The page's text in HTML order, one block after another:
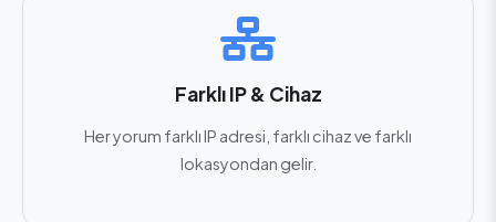
Farklı IP & Cihaz
Her yorum farklı IP adresi, farklı cihaz ve farklı
lokasyondan gelir.